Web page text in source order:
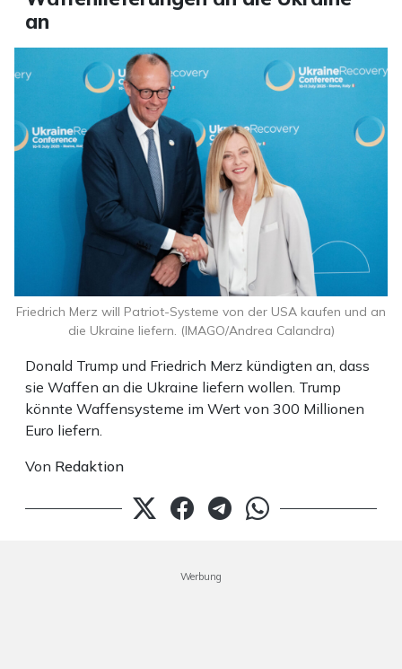
an
Donald Trump und Friedrich Merz kündigten an, dass
sie Waffen an die Ukraine liefern wollen. Trump
könnte Waffensysteme im Wert von 300 Millionen
Euro liefern.
Von Redaktion
Friedrich Merz will Patriot-Systeme von der USA kaufen und an
die Ukraine liefern. (IMAGO/Andrea Calandra)
Werbung